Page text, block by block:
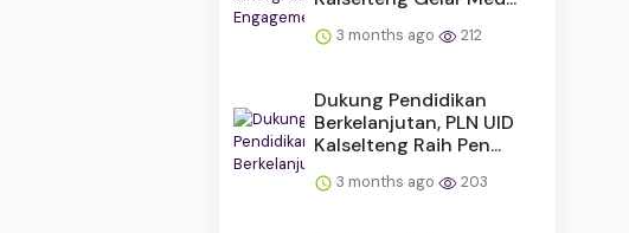
3 months ago 212
Dukung Pendidikan
Berkelanjutan, PLN UID
Kalselteng Raih Pen...
3 months ago 203